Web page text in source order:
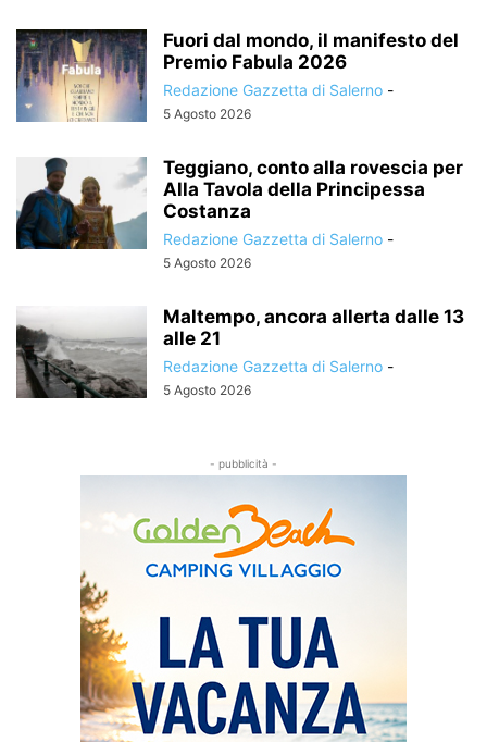
Fuori dal mondo, il manifesto del
Premio Fabula 2026
Redazione Gazzetta di Salerno -
5 Agosto 2026
Teggiano, conto alla rovescia per
Alla Tavola della Principessa
Costanza
Redazione Gazzetta di Salerno -
5 Agosto 2026
Maltempo, ancora allerta dalle 13
alle 21
Redazione Gazzetta di Salerno -
5 Agosto 2026
- pubblicità -